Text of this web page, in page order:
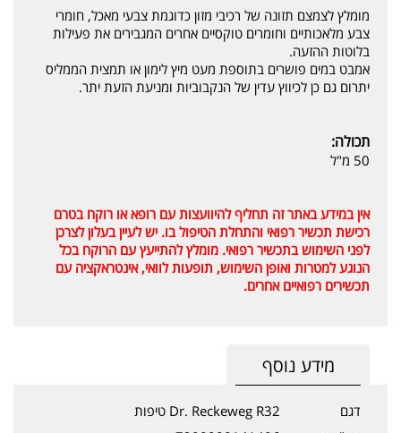
מומלץ לצמצם תזונה של רכיבי מזון כדוגמת צבעי מאכל, חומרי
צבע מלאכותיים וחומרים טוקסיים אחרים המגבירים את פעילות
בלוטות ההזעה.
אמבט במים פושרים בתוספת מעט מיץ לימון או תמצית הממליס
יתרום גם כן לכיווץ עדין של הנקבוביות ומניעת הזעת יתר.
תכולה:
50 מ"ל
אין במידע באתר זה תחליף להיוועצות עם רופא או רוקח בטרם
רכישת תכשיר רפואי והתחלת הטיפול בו. יש לעיין בעלון לצרכן
לפני השימוש בתכשיר רפואי. מומלץ להתייעץ עם הרוקח בכל
הנוגע למטרות ואופן השימוש, תופעות לוואי, אינטראקציה עם
תכשירים רפואיים אחרים.
מידע נוסף
דגם
Dr. Reckeweg R32 טיפות